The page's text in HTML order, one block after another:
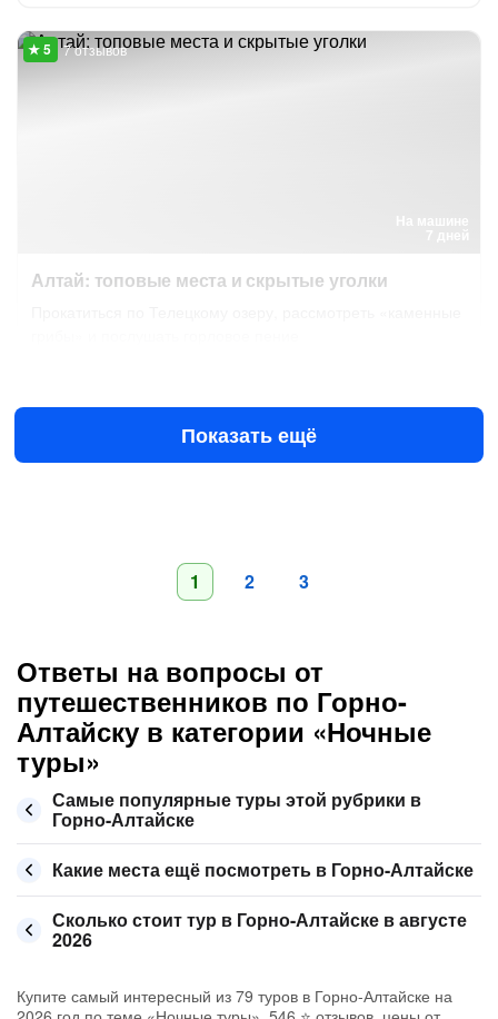
На машине
7 отзывов
Алтай: топовые места и скрытые уголки
129 500 ₽за человека
Показать ещё
1 2 3
Ответы на вопросы от
путешественников по Горно-
Алтайску в категории «Ночные
туры»
Самые популярные туры этой рубрики в
Горно-Алтайске
Какие места ещё посмотреть в Горно-Алтайске
Сколько стоит тур в Горно-Алтайске в августе
2026
Купите самый интересный из 79 туров в Горно-Алтайске на